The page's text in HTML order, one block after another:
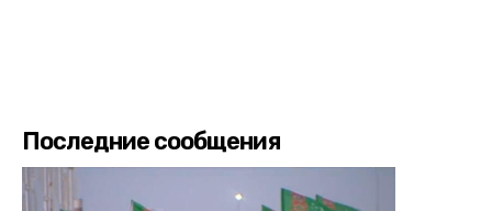
Последние сообщения